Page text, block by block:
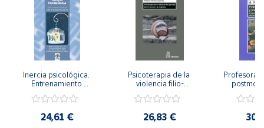
Inercia psicológica.
Entrenamiento
Igualdad de Género.
24,61 €
Psicoterapia de la
violencia filio-
secreto y la
26,83 €